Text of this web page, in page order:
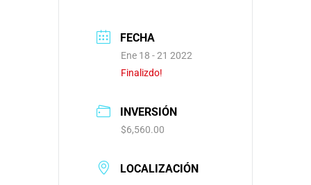
FECHA
Ene 18 - 21 2022
Finalizdo!
INVERSIÓN
$6,560.00
LOCALIZACIÓN